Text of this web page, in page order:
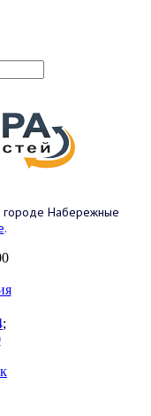
городе Набережные
.
;